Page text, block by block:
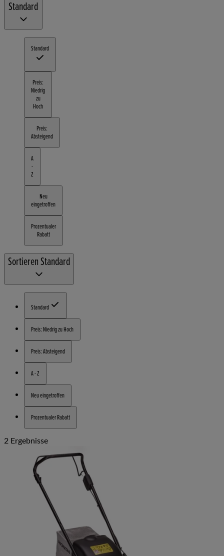
Standard
Standard
Preis:
Niedrig
zu
Hoch
Preis:
Absteigend
A
-
Z
Neu
eingetroffen
Prozentualer
Rabatt
SortierenStandard
Standard
Preis: Niedrig zu Hoch
Preis: Absteigend
A - Z
Neu eingetroffen
Prozentualer Rabatt
2 Ergebnisse